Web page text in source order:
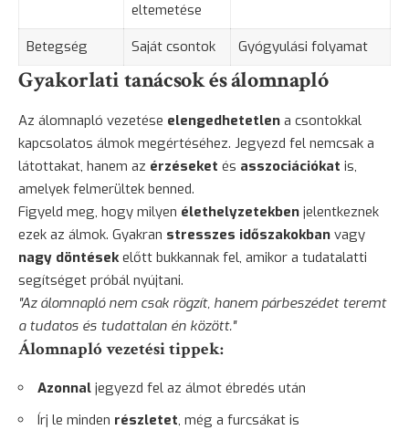
eltemetése
Betegség Saját csontok Gyógyulási folyamat
Gyakorlati tanácsok és álomnapló
Az álomnapló vezetése elengedhetetlen a csontokkal
kapcsolatos álmok megértéséhez. Jegyezd fel nemcsak a
látottakat, hanem az érzéseket és asszociációkat is,
amelyek felmerültek benned.
Figyeld meg, hogy milyen élethelyzetekben jelentkeznek
ezek az álmok. Gyakran stresszes időszakokban vagy
nagy döntésekelőtt bukkannak fel, amikor a tudatalatti
segítséget próbál nyújtani.
"Az álomnapló nem csak rögzít, hanem párbeszédet teremt
a tudatos és tudattalan én között."
Álomnapló vezetési tippek:
Azonnal jegyezd fel az álmot ébredés után
Írj le minden részletet, még a furcsákat is